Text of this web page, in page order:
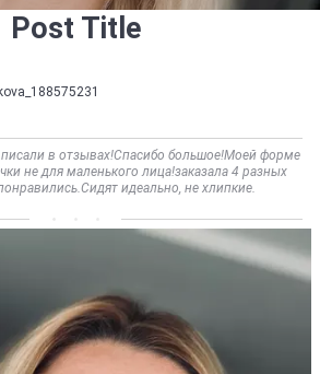
Post Title
в отзывах!Спасибо большое!Моей форме
не для маленького лица!заказала 4 разных
идеально, не хлипкие.